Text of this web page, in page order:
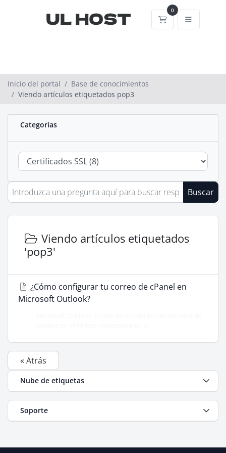
0
Carrito
Inicio del portal
Base de conocimientos
Viendo artículos etiquetados pop3
Categorías
Buscar
Viendo artículos etiquetados
'pop3'
¿Cómo configurar tu correo de cPanel en
Microsoft Outlook?
« Atrás
Nube de etiquetas
Soporte